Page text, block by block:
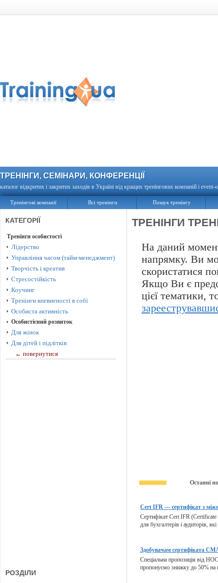
ТРЕНІНГИ, СЕМІНАРИ, КОНФЕРЕНЦІЇ
каталог відкритих і закритих заходів в Україні від кращих тренінгових компаній і event-
Тренінгові компанії Всі тренінги Пошук тренінгу
КАТЕГОРІЇ
Тренінги особистості
Лідерство
Управління часом (тайм-менеджмент)
Творчість і креатив
Стресостійкість
Коучинг
Тренінги впевненості в собі
Особиста активність
Особистісний розвиток
Для жінок
Для дітей і підлітків
← повернутися
РОЗДІЛИ
ТРЕНІНГИ
На даний
напрямку. Ви
скористатися
Якщо Ви є
цієї тематики,
Останні
Cert IFR — сертифікат з
Сертифікат Cert IFR
для бухгалтерів і аудиторів,
Здобувачам сертифіката
Спеціальна пропозиція від
пропонуємо знижку до 50% на